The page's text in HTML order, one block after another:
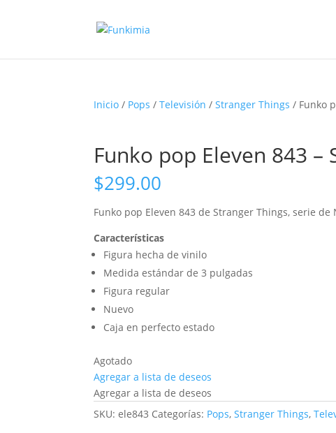
Inicio / Pops /Televisión /Stranger Things / Funko
Funko pop Eleven 843 –
$299.00
Funko pop Eleven 843 de Stranger Things, serie de
Características
Figura hecha de vinilo
Medida estándar de 3 pulgadas
Figura regular
Nuevo
Caja en perfecto estado
Agotado
Agregar a lista de deseos
Agregar a lista de deseos
SKU:ele843 Categorías: Pops,Stranger Things,